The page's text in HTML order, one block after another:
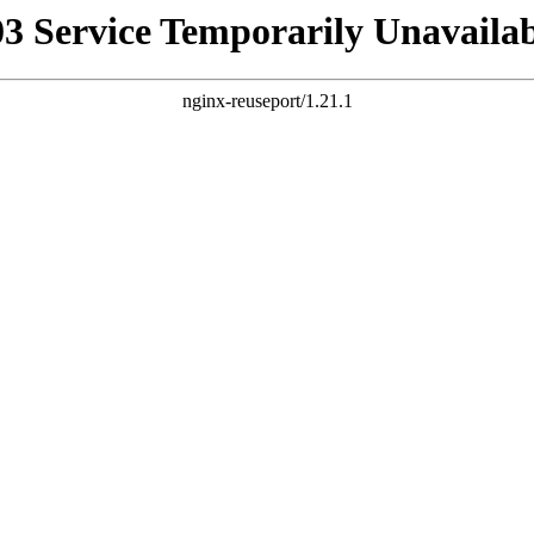
Service Temporarily
nginx-reuseport/1.21.1